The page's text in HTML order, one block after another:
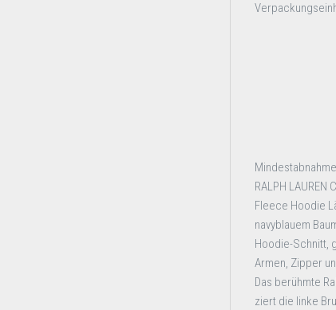
RALPH
Fleece Hoodie
navyblauem
Hoodie-Schnitt,
Armen, Zipper
Das berühmte
ziert die linke